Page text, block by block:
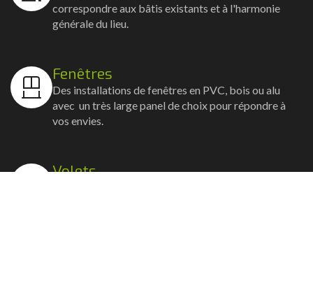
correspondre aux bâtis existants et à l'harmonie
générale du lieu.
Fenêtres
Des installations de fenêtres en PVC, bois ou alu
avec un très large panel de choix pour répondre à
vos envies.
Volets